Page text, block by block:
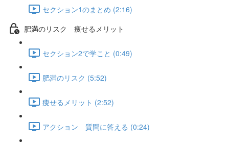
セクション1のまとめ (2:16)
肥満のリスク 痩せるメリット
セクション2で学こと (0:49)
肥満のリスク (5:52)
痩せるメリット (2:52)
アクション 質問に答える (0:24)